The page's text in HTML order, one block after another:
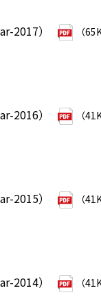
2017） （
2016） （
2015） （
2014） （